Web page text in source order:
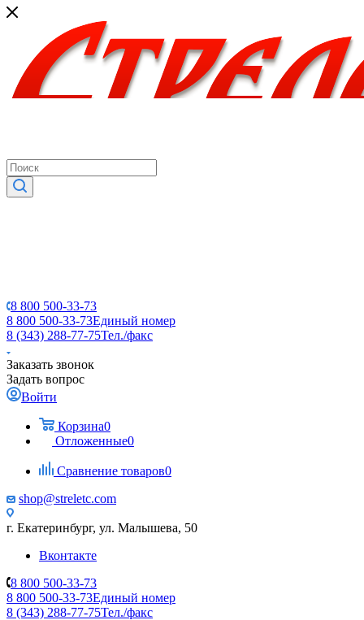
8 800 500-33-73
8 800 500-33-73Единый номер
8 (343) 288-77-75Тел./факс
Заказать звонок
Задать вопрос
Войти
Корзина0
Отложенные0
Сравнение товаров0
shop@streletc.com
г. Екатеринбург, ул. Малышева, 50
Вконтакте
8 800 500-33-73
8 800 500-33-73Единый номер
8 (343) 288-77-75Тел./факс